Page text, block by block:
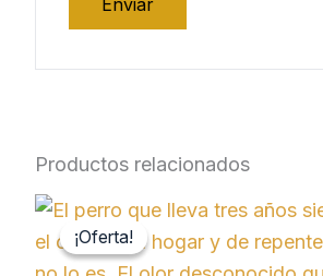
Productos relacionados
¡Oferta!
¡Oferta!